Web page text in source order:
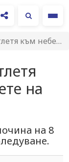
на крилете на Икар
на
на 8